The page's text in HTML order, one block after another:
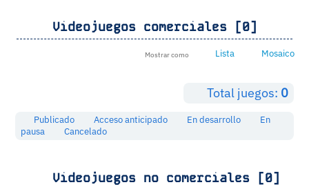
Videojuegos comerciales [0]
Mostrar como Lista Mosaico
Total juegos: 0
Publicado Acceso anticipado En desarrollo
En
pausa
Cancelado
Videojuegos no comerciales [0]